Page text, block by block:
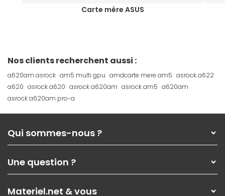
Carte mère ASUS
Nos clients recherchent aussi :
a620am asrock am5 multi gpu amdcarte mere am5 asrock a622
a620 asrock a620 asrock a620am asrock am5 a620am
asrock a620am pro-a
Qui sommes-nous ?
Nos services
Les magasins Materiel.net
Nos solutions pour les pros
Une question ?
Materiel.net & vous